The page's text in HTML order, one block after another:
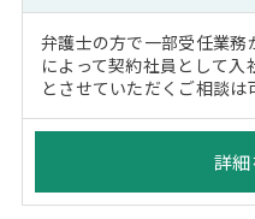
弁護士の方で一部受任業
によって契約社員として
とさせていただくご相談は
詳細